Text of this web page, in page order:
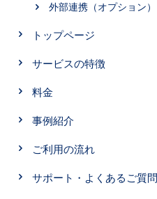
外部連携（オプション）
トップページ
サービスの特徴
料金
事例紹介
ご利用の流れ
サポート・よくあるご質問